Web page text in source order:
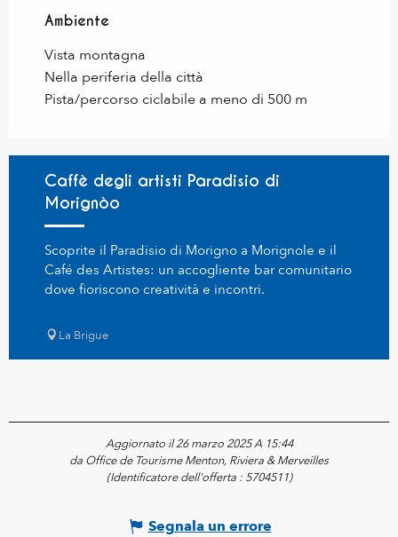
Ambiente
Ambiente
Vista montagna
Nella periferia della città
Pista/percorso ciclabile a meno di 500 m
Caffè degli artisti Paradisio di
Morignòo
Scoprite il Paradisio di Morigno a Morignole e il
Café des Artistes: un accogliente bar comunitario
dove fioriscono creatività e incontri.
La Brigue
Aggiornato il 26 marzo 2025 A 15:44
da Office de Tourisme Menton, Riviera & Merveilles
(Identificatore dell'offerta : 5704511)
Segnala un errore